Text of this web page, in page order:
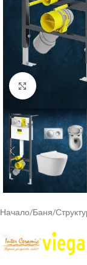
Click to
Начало/Баня/